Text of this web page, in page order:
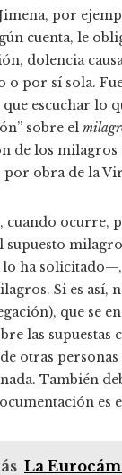
por
cuenta, le
dolencia
o por sí sola.
que escuchar lo
sobre el
de los milagros
por obra de la
cuando ocurre,
supuesto
ha solicitado—,
Si es así,
que se
las
otras
También
es
La